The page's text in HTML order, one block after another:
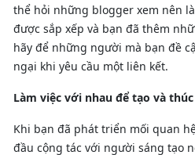
thể hỏi những blogger xem nên
được sắp xếp và bạn đã thêm
hãy để những người mà bạn đề
ngại khi yêu cầu một liên kết.
Làm việc với nhau để tạo và
Khi bạn đã phát triển mối quan
đầu cộng tác với người sáng tạo